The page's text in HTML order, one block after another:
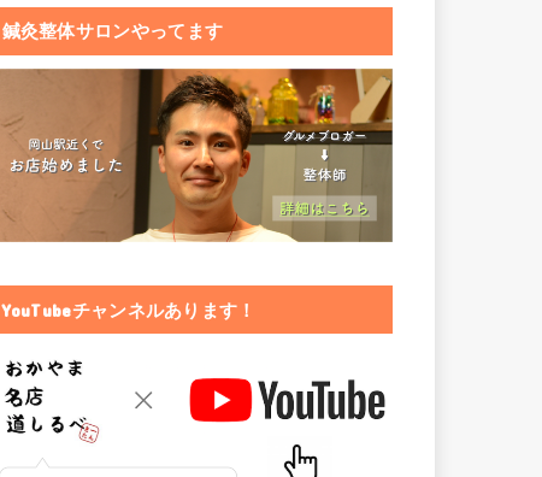
鍼灸整体サロンやってます
YouTubeチャンネルあります！